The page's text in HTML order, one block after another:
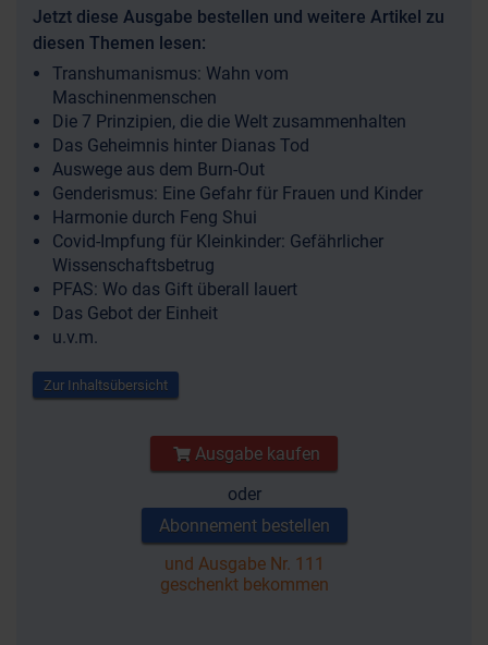
Jetzt diese Ausgabe bestellen und weitere Artikel zu
diesen Themen lesen:
Transhumanismus: Wahn vom
Maschinenmenschen
Die 7 Prinzipien, die die Welt zusammenhalten
Das Geheimnis hinter Dianas Tod
Auswege aus dem Burn-Out
Genderismus: Eine Gefahr für Frauen und Kinder
Harmonie durch Feng Shui
Covid-Impfung für Kleinkinder: Gefährlicher
Wissenschaftsbetrug
PFAS: Wo das Gift überall lauert
Das Gebot der Einheit
u.v.m.
Zur Inhaltsübersicht
Ausgabe kaufen
oder
Abonnement bestellen
und Ausgabe Nr. 111
geschenkt bekommen